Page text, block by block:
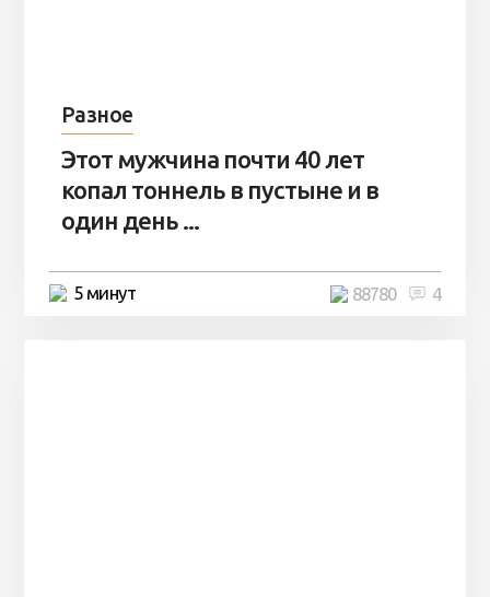
Разное
Этот мужчина почти 40 лет
копал тоннель в пустыне и в
один день ...
5 минут 4
88780